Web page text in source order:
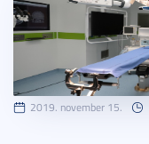
2019. november 15.